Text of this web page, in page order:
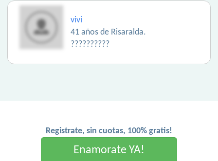
vivi
41 años de Risaralda.
??????????
Registrate, sin cuotas, 100% gratis!
Enamorate YA!